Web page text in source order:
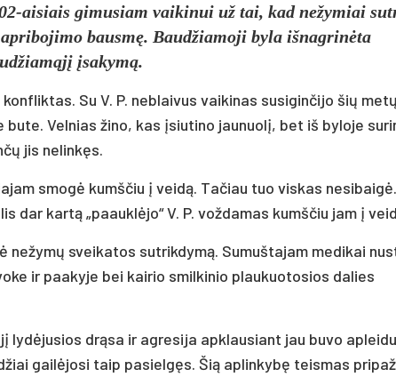
aisiais gimusiam vaikinui už tai, kad nežymiai
bausmę. Baudžiamoji byla išnagrinėta
įsakymą.
Su V. P. neblaivus vaikinas susiginčijo šių metų
Velnias žino, kas įsiutino jaunuolį, bet iš byloje
jis nelinkęs.
smogė kumščiu į veidą. Tačiau tuo viskas nesibaigė.
dar kartą „paauklėjo“ V. P. voždamas kumščiu jam į
nežymų sveikatos sutrikdymą. Sumuštajam medikai
ir paakyje bei kairio smilkinio plaukuotosios dalies
lydėjusios drąsa ir agresija apklausiant jau buvo
gailėjosi taip pasielgęs. Šią aplinkybę teismas